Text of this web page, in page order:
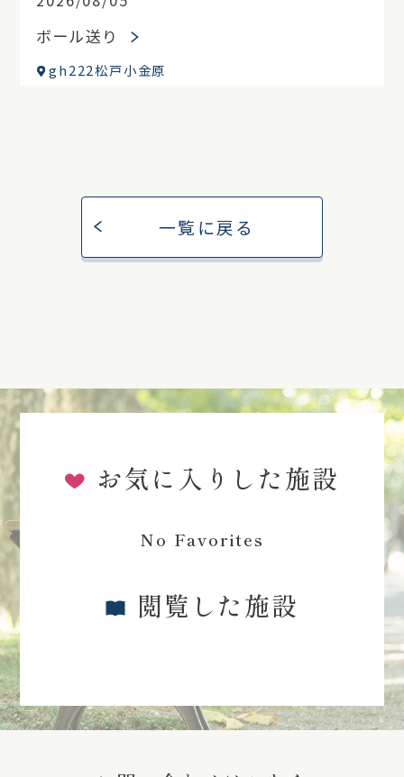
ボール送り
gh222松戸小金原
一覧に戻る
お気に入りした施設
No Favorites
閲覧した施設